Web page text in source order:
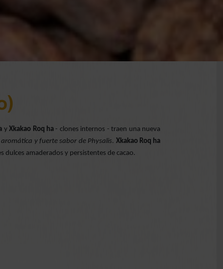
yXkakao Roq ha - clones internos - traen una nueva
aromática y fuerte sabor de Physalis. Xkakao Roq ha
amaderados y persistentes de cacao.